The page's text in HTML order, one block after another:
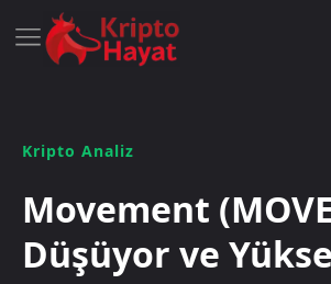
Kripto Analiz
Movement
Düşüyor ve